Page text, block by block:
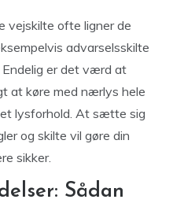
vejskilte ofte ligner de
advarselsskilte
Endelig er det værd at
at køre med nærlys hele
lysforhold. At sætte sig
og skilte vil gøre din
sikker.
Sådan